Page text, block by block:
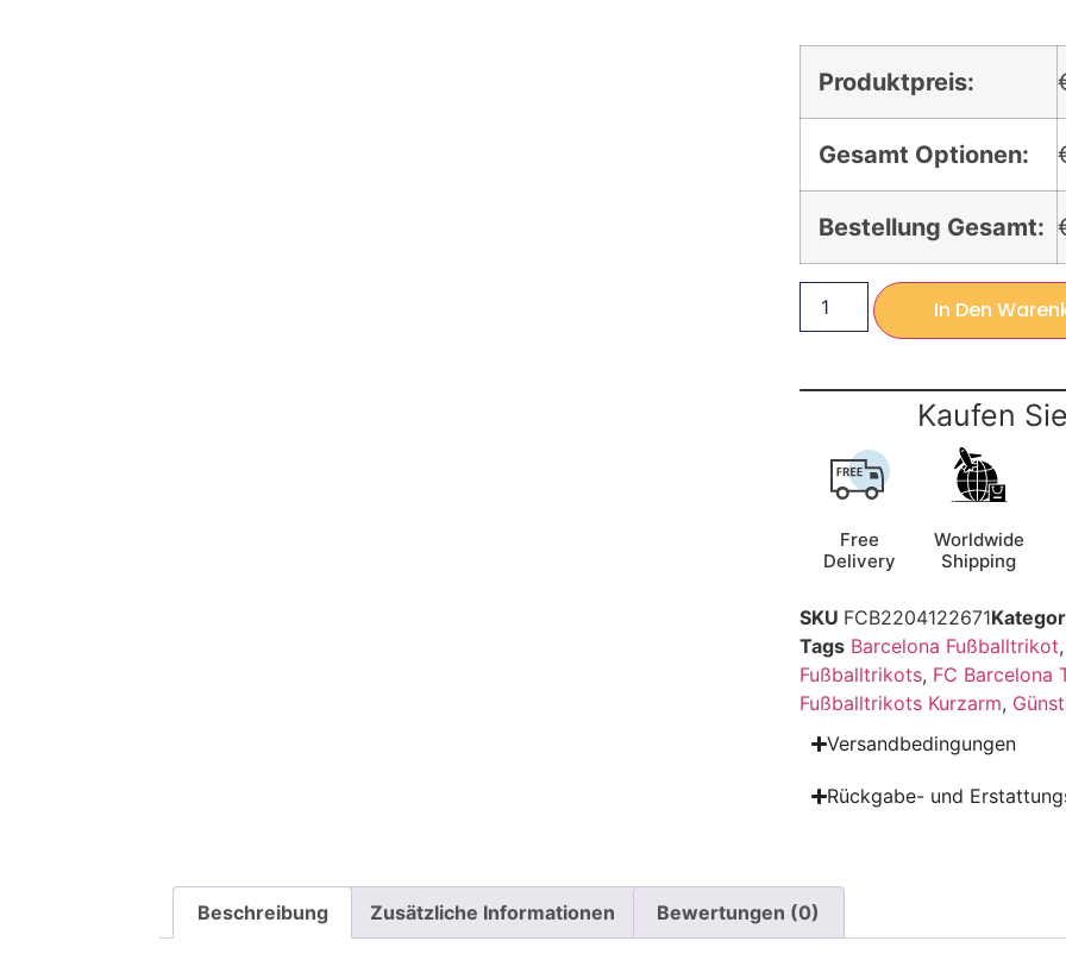
Produktpreis:
Gesamt Optionen:
Bestellung Gesamt:
In Den
Kaufen
Free
Delivery
Worldwide
Shipping
SKU FCB2204122671
Tags Barcelona Fußballtrikot,
Fußballtrikots, FC Barcelona
Fußballtrikots Kurzarm,
Versandbedingungen
Rückgabe- und
Beschreibung Zusätzliche Informationen Bewertungen (0)